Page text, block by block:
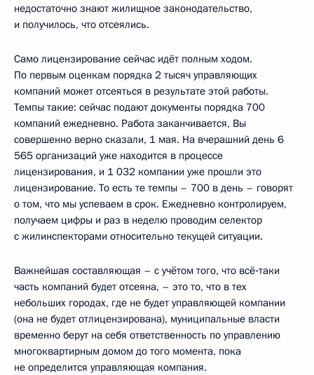
недостаточно знают жилищное законодательство,
и получилось, что отсеялись.
Само лицензирование сейчас идёт полным ходом.
По первым оценкам порядка 2 тысяч управляющих
компаний может отсеяться в результате этой работы.
Темпы такие: сейчас подают документы порядка 700
компаний ежедневно. Работа заканчивается, Вы
совершенно верно сказали, 1 мая. На вчерашний день 6
565 организаций уже находится в процессе
лицензирования, и 1 032 компании уже прошли это
лицензирование. То есть те темпы – 700 в день – говорят
о том, что мы успеваем в срок. Ежедневно контролируем,
получаем цифры и раз в неделю проводим селектор
с жилинспекторами относительно текущей ситуации.
Важнейшая составляющая – с учётом того, что всё‑таки
часть компаний будет отсеяна, – это то, что в тех
небольших городах, где не будет управляющей компании
(она не будет отлицензирована), муниципальные власти
временно берут на себя ответственность по управлению
многоквартирным домом до того момента, пока
не определится управляющая компания.